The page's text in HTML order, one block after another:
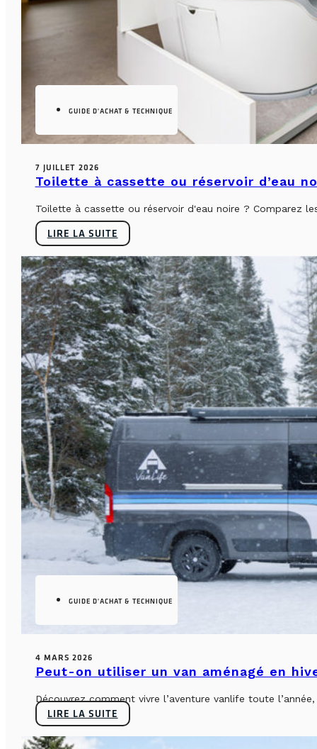
GUIDE D'ACHAT & TECHNIQUE
7 JUILLET 2026
Toilette à cassette ou réservoir d’eau
Toilette à cassette ou réservoir d'eau noire ? Comparez
LIRE LA SUITE
GUIDE D'ACHAT & TECHNIQUE
4 MARS 2026
Peut-on utiliser un van aménagé en
Découvrez comment vivre l’aventure vanlife toute
LIRE LA SUITE